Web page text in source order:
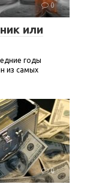
0
или
годы
из самых
0